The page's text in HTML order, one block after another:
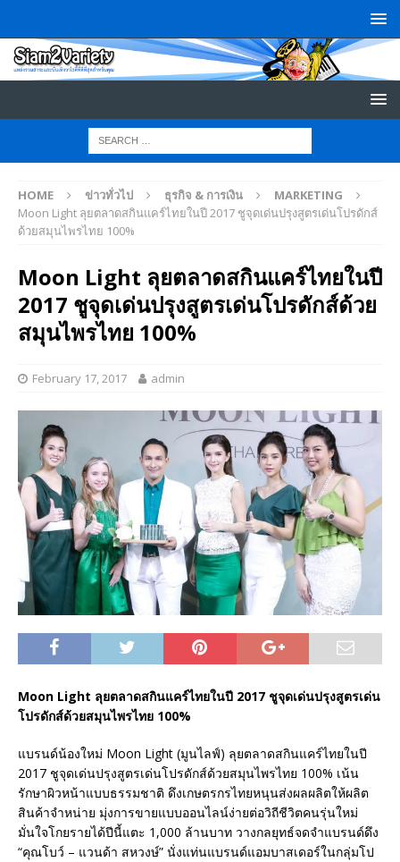
HOME ข่าวทั่วไป ธุรกิจ & การเงิน
MARKETING
Moon Light ลุยตลาดสกินแคร์ไทยในปี 2017 ชูจุดเด่นปรุงสูตรเด่นโปรดักส์
ด้วยสมุนไพรไทย 100%
Moon Light ลุยตลาดสกินแคร์ไทยในปี
2017 ชูจุดเด่นปรุงสูตรเด่นโปรดักส์ด้วย
สมุนไพรไทย 100%
February 17, 2017 admin
Moon Light ลุยตลาดสกินแคร์ไทยในปี 2017 ชูจุดเด่นปรุงสูตรเด่น
โปรดักส์ด้วยสมุนไพรไทย 100%
แบรนด์น้องใหม่ Moon Light (มูนไลฟ์) ลุยตลาดสกินแคร์ไทยในปี
2017 ชูจุดเด่นปรุงสูตรเด่นโปรดักส์ด้วยสมุนไพรไทย 100% เน้น
รักษาผิวหน้าแบบธรรมชาติ ดึงเกษตรกรไทยหนุนส่งผลผลิตให้ผลิต
สินค้าจำหน่าย มุ่งการขายแบบออนไลน์ง่ายต่อวิถีชีวิตคนรุ่นใหม่
มั่นใจโกยรายได้ปีนี้แตะ 1,000 ล้านบาท วางกลยุทธ์จดจำแบรนด์ดึง
“คุณโบว์ – แวนด้า สหวงษ์” นั่งแท่นแบรนด์แอมบาสเดอร์ในกลุ่มโป